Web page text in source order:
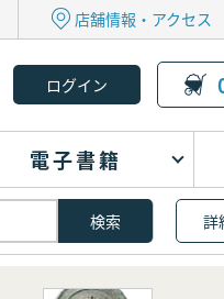
店舗情報・アクセス
電子書籍
詳